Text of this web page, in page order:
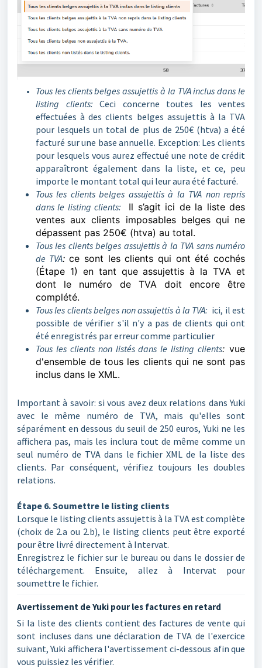
Tous les clients belges assujettis à la TVA inclus dans le
listing clients: Ceci concerne toutes les ventes
effectuées à des clients belges assujettis à la TVA
pour lesquels un total de plus de 250€ (htva) a été
facturé sur une base annuelle. Exception: Les clients
pour lesquels vous aurez effectué une note de crédit
apparaîtront également dans la liste, et ce, peu
importe le montant total qui leur aura été facturé.
Tous les clients belges assujettis à la TVA non repris
dans le listing clients:
Il s’agit ici de la liste des
ventes aux clients imposables belges qui ne
dépassent pas 250€ (htva) au total.
Tous les clients belges assujettis à la TVA sans numéro
de TVA:ce sont les clients qui ont été cochés
(Étape 1) en tant que assujettis à la TVA et
dont le numéro de TVA doit encore être
complété.
Tous les clients belges non assujettis à la TVA: ici, il est
possible de vérifier s'il n'y a pas de clients qui ont
été enregistrés par erreur comme particulier
Tous les clients non listés dans le listing clients: vue
d'ensemble de tous les clients qui ne sont pas
inclus dans le XML.
Important à savoir: si vous avez deux relations dans Yuki
avec le même numéro de TVA, mais qu'elles sont
séparément en dessous du seuil de 250 euros, Yuki ne les
affichera pas, mais les inclura tout de même comme un
seul numéro de TVA dans le fichier XML de la liste des
clients. Par conséquent, vérifiez toujours les doubles
relations.
Étape 6. Soumettre le listing clients
Lorsque le listing clients assujettis à la TVA est complète
(choix de 2.a ou 2.b), le listing clients peut être exporté
pour être livré directement à Intervat.
Enregistrez le fichier sur le bureau ou dans le dossier de
téléchargement. Ensuite, allez à Intervat pour
soumettre le fichier.
Avertissement de Yuki pour les factures en retard
Si la liste des clients contient des factures de vente qui
sont incluses dans une déclaration de TVA de l'exercice
suivant, Yuki affichera l'avertissement ci-dessous afin que
vous puissiez les vérifier.